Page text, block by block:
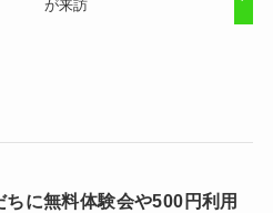
が来訪
ちに無料体験会や500円利用